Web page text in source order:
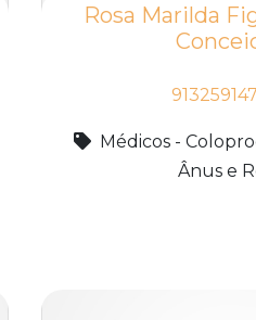
Rosa Marilda
Médicos -
Ânus e